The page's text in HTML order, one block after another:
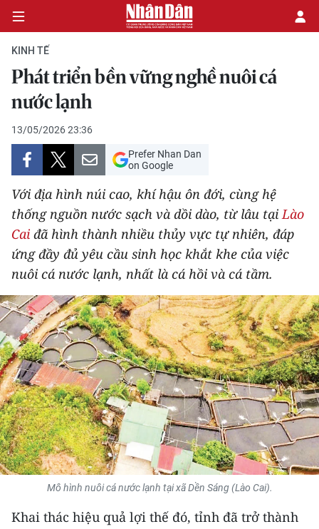
CHÍNH TRỊ
KINH TẾ
VĂN HÓA
XÃ HỘI
PHÁP LUẬT
DU LỊCH
THẾ GIỚI
THỂ THAO
GIÁO DỤC
Y TẾ
KHOA HỌC - CÔNG NGHỆ
MÔI TRƯỜNG
BẠN ĐỌC
KINH TẾ
Phát triển bền vững nghề nuôi cá
nước lạnh
13/05/2026 23:36
Prefer Nhan Dan
on Google
Với địa hình núi cao, khí hậu ôn đới, cùng hệ
thống nguồn nước sạch và dồi dào, từ lâu tạiLào
Cai đã hình thành nhiều thủy vực tự nhiên, đáp
ứng đầy đủ yêu cầu sinh học khắt khe của việc
nuôi cá nước lạnh, nhất là cá hồi và cá tầm.
Mô hình nuôi cá nước lạnh tại xã Dền Sáng (Lào Cai).
Khai thác hiệu quả lợi thế đó, tỉnh đã trở thành